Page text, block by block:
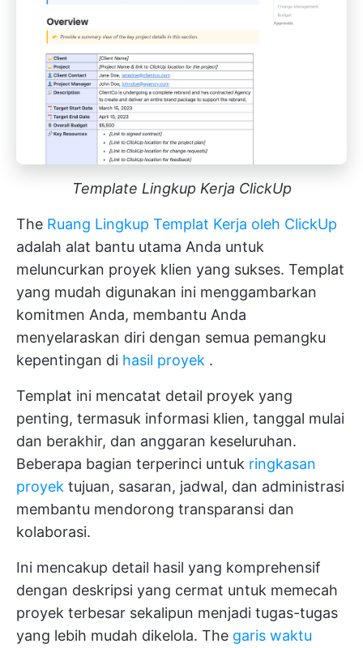
Template Lingkup Kerja ClickUp
The Ruang Lingkup Templat Kerja oleh ClickUp
adalah alat bantu utama Anda untuk
meluncurkan proyek klien yang sukses. Templat
yang mudah digunakan ini menggambarkan
komitmen Anda, membantu Anda
menyelaraskan diri dengan semua pemangku
kepentingan di hasil proyek .
Templat ini mencatat detail proyek yang
penting, termasuk informasi klien, tanggal mulai
dan berakhir, dan anggaran keseluruhan.
Beberapa bagian terperinci untuk ringkasan
proyek tujuan, sasaran, jadwal, dan administrasi
membantu mendorong transparansi dan
kolaborasi.
Ini mencakup detail hasil yang komprehensif
dengan deskripsi yang cermat untuk memecah
proyek terbesar sekalipun menjadi tugas-tugas
yang lebih mudah dikelola. The garis waktu